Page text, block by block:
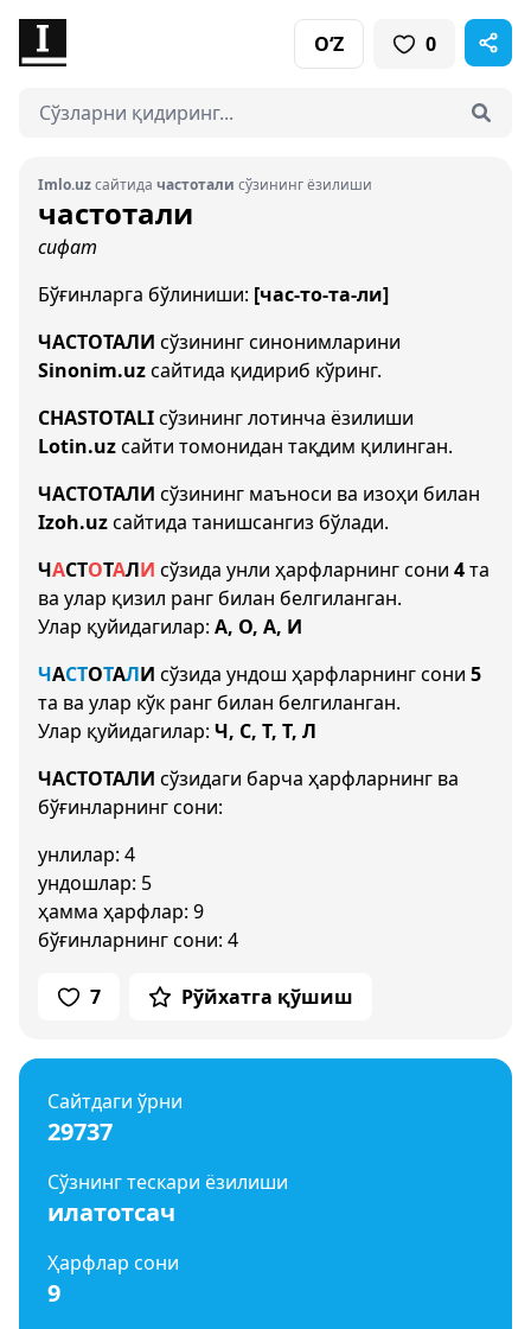
O‘Z 0
Imlo.uzсайтида частотали сўзининг ёзилиши
частотали
сифат
Бўғинларга бўлиниши: [час-то-та-ли]
ЧАСТОТАЛИ сўзининг синонимларини
Sinonim.uzсайтида қидириб кўринг.
CHASTOTALIсўзининг лотинча ёзилиши
Lotin.uzсайти томонидан тақдим қилинган.
ЧАСТОТАЛИ сўзининг маъноси ва изоҳи билан
Izoh.uzсайтида танишсангиз бўлади.
ЧАСТОТАЛИ сўзида унли ҳарфларнинг сони 4та
ва улар қизил ранг билан белгиланган.
Улар қуйидагилар: А, О, А, И
ЧАСТОТАЛИ сўзида ундош ҳарфларнинг сони 5
та ва улар кўк ранг билан белгиланган.
Улар қуйидагилар: Ч, С, Т, Т, Л
ЧАСТОТАЛИ сўзидаги барча ҳарфларнинг ва
бўғинларнинг сони:
унлилар: 4
ундошлар: 5
ҳамма ҳарфлар: 9
бўғинларнинг сони: 4
7 Рўйхатга қўшиш
Сайтдаги ўрни
29737
Сўзнинг тескари ёзилиши
илатотсач
Ҳарфлар сони
9